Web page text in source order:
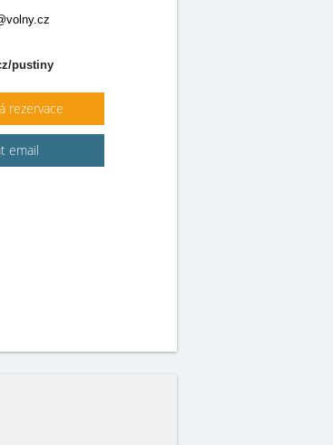
pustiny
rezervace
email